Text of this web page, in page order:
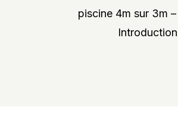
piscine 4m sur 3m